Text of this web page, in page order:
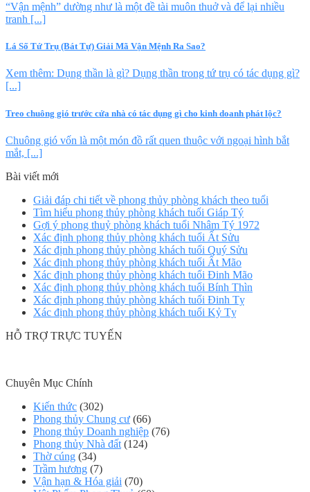
“Vận mệnh” dường như là một đề tài muôn thuở và để lại nhiều
tranh [...]
Lá Số Tứ Trụ (Bát Tự) Giải Mã Vận Mệnh Ra Sao?
Xem thêm: Dụng thần là gì? Dụng thần trong tứ trụ có tác dụng gì?
[...]
Treo chuông gió trước cửa nhà có tác dụng gì cho kinh doanh phát lộc?
Chuông gió vốn là một món đồ rất quen thuộc với ngoại hình bắt
mắt, [...]
Bài viết mới
Giải đáp chi tiết về phong thủy phòng khách theo tuổi
Tìm hiểu phong thủy phòng khách tuổi Giáp Tý
Gợi ý phong thuỷ phòng khách tuổi Nhâm Tý 1972
Xác định phong thủy phòng khách tuổi Ất Sửu
Xác định phong thủy phòng khách tuổi Quý Sửu
Xác định phong thủy phòng khách tuổi Ất Mão
Xác định phong thủy phòng khách tuổi Đinh Mão
Xác định phong thủy phòng khách tuổi Bính Thìn
Xác định phong thủy phòng khách tuổi Đinh Tỵ
Xác định phong thủy phòng khách tuổi Kỷ Tỵ
HỖ TRỢ TRỰC TUYẾN
Chuyên Mục Chính
Kiến thức (302)
Phong thủy Chung cư (66)
Phong thủy Doanh nghiệp (76)
Phong thủy Nhà đất (124)
Thờ cúng (34)
Trầm hương (7)
Vận hạn & Hóa giải (70)